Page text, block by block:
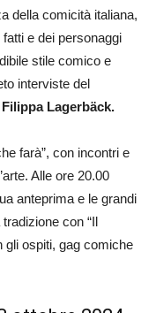
della comicità italiana,
e dei personaggi
stile comico e
interviste del
Filippa Lagerbäck.
farà”, con incontri e
Alle ore 20.00
anteprima e le grandi
con “Il
gli ospiti, gag comiche